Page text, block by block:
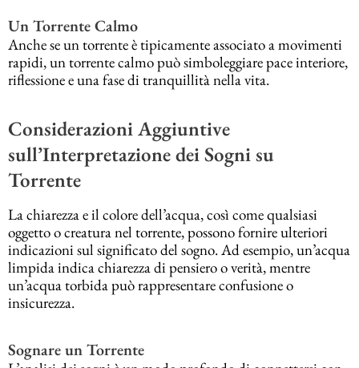
Un Torrente Calmo
Anche se un torrente è tipicamente associato a movimenti
rapidi, un torrente calmo può simboleggiare pace interiore,
riflessione e una fase di tranquillità nella vita.
Considerazioni Aggiuntive
sull’Interpretazione dei Sogni su
Torrente
La chiarezza e il colore dell’acqua, così come qualsiasi
oggetto o creatura nel torrente, possono fornire ulteriori
indicazioni sul significato del sogno. Ad esempio, un’acqua
limpida indica chiarezza di pensiero o verità, mentre
un’acqua torbida può rappresentare confusione o
insicurezza.
Sognare un Torrente